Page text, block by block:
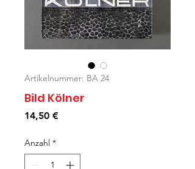
Artikelnummer: BA 24
Bild Kölner
14,50 €Preis
Anzahl *